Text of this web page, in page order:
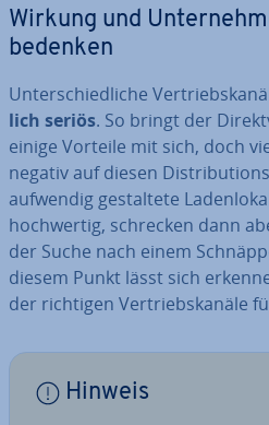
Wirkung und
bedenken
Un­ter­schied­li­che
lich seriös. So bringt der
einige Vorteile mit sich, doch
negativ auf diesen
aufwendig ge­stal­te­te
hoch­wer­tig, schrecken dann
der Suche nach einem
diesem Punkt lässt sich
der richtigen Ver­triebs­ka­nä­le
Hinweis